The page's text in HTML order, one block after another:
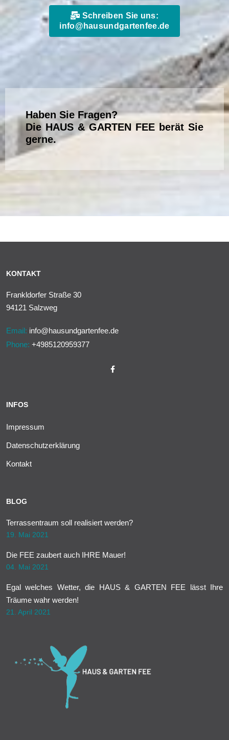
Schreiben Sie uns:
info@hausundgartenfee.de
Haben Sie Fragen?
Die HAUS & GARTEN FEE berät Sie
gerne.
KONTAKT
Frankldorfer Straße 30
94121 Salzweg
Email: info@hausundgartenfee.de
Phone: +4985120959377
INFOS
Impressum
Datenschutzerklärung
Kontakt
BLOG
Terrassentraum soll realisiert werden?
19. Mai 2021
Die FEE zaubert auch IHRE Mauer!
04. Mai 2021
Egal welches Wetter, die HAUS & GARTEN FEE lässt Ihre
Träume wahr werden!
21. April 2021